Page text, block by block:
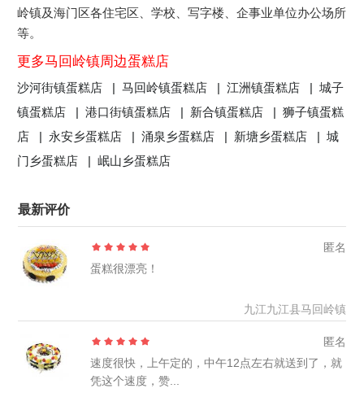
岭镇及海门区各住宅区、学校、写字楼、企事业单位办公场所
等。
更多马回岭镇周边蛋糕店
沙河街镇蛋糕店 |马回岭镇蛋糕店 |江洲镇蛋糕店 |城子
镇蛋糕店 |港口街镇蛋糕店 | 新合镇蛋糕店 |狮子镇蛋糕
店 | 永安乡蛋糕店 |涌泉乡蛋糕店 | 新塘乡蛋糕店 |城
门乡蛋糕店 |岷山乡蛋糕店
最新评价
匿名
蛋糕很漂亮！
九江九江县马回岭镇
匿名
速度很快，上午定的，中午12点左右就送到了，就
凭这个速度，赞...